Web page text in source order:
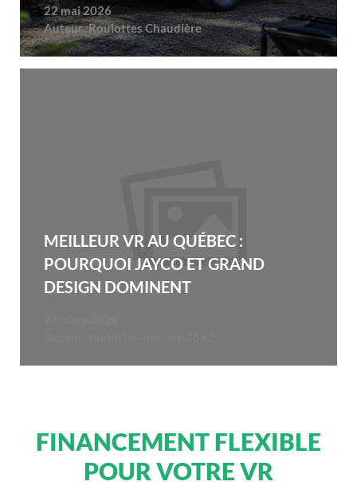
22 mai 2026
Auteur :Roulottes Chaudière
MEILLEUR VR AU QUÉBEC :
POURQUOI JAYCO ET GRAND
DESIGN DOMINENT
FINANCEMENT FLEXIBLE
POUR VOTRE VR